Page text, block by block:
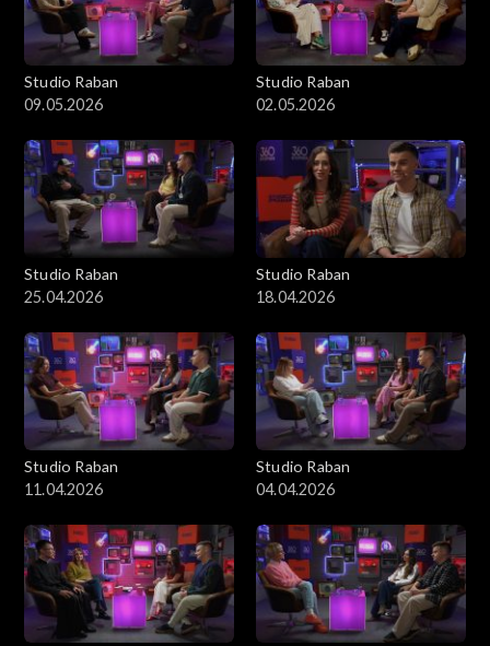
Studio Raban
09.05.2026
Studio Raban
02.05.2026
Studio Raban
25.04.2026
Studio Raban
18.04.2026
Studio Raban
11.04.2026
Studio Raban
04.04.2026